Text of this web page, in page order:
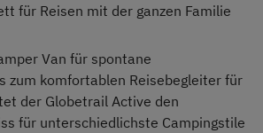
für Reisen mit der ganzen Familie
Van für spontane
zum komfortablen Reisebegleiter für
der Globetrail Active den
für unterschiedlichste Campingstile